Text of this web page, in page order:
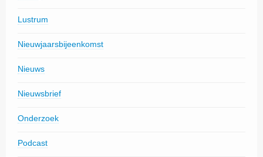
Lustrum
Nieuwjaarsbijeenkomst
Nieuws
Nieuwsbrief
Onderzoek
Podcast